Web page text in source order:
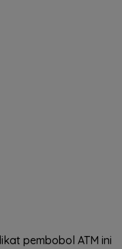
pembobol ATM ini